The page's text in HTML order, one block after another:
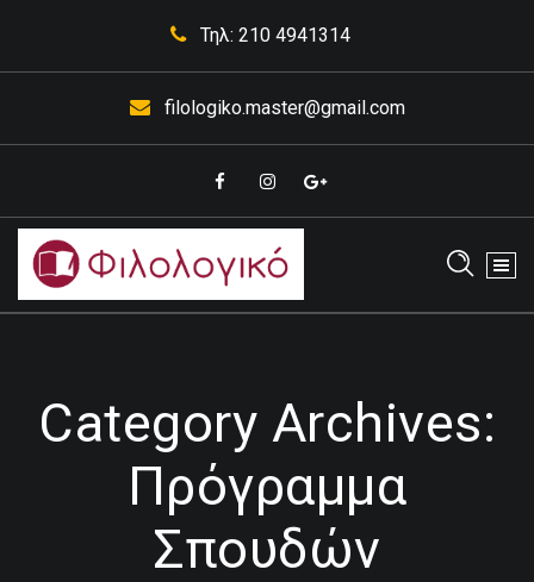
Τηλ: 210 4941314
filologiko.master@gmail.com
Έκθεσης Κορυδαλλός
Category Archives:
Πρόγραμμα
Σπουδών